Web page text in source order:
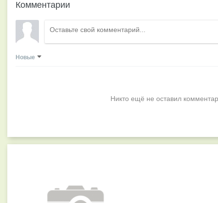
Комментарии
Новые
Никто ещё не оставил